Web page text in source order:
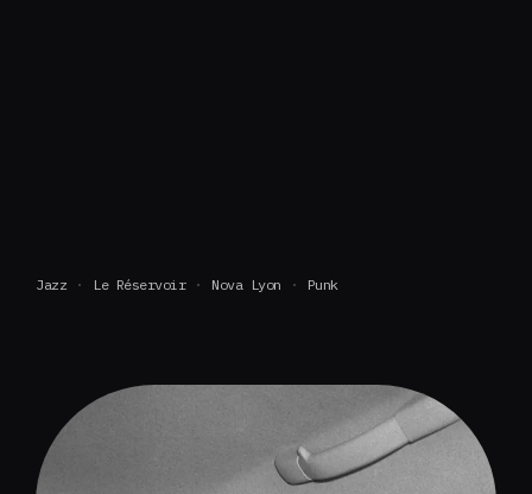
Jazz Le Réservoir Nova Lyon Punk